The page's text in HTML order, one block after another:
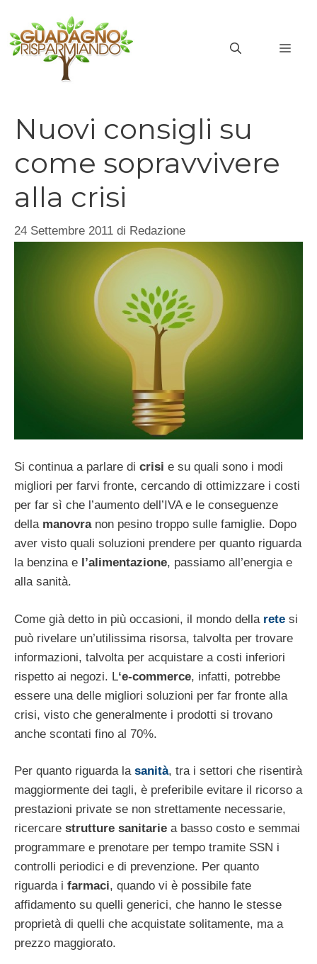
contenuto
Nuovi consigli su
come sopravvivere
alla crisi
24 Settembre 2011 di Redazione
Si continua a parlare di crisi e su quali sono i modi
migliori per farvi fronte, cercando di ottimizzare i costi
per far sì che l’aumento dell’IVA e le conseguenze
della manovranon pesino troppo sulle famiglie. Dopo
aver visto quali soluzioni prendere per quanto riguarda
la benzina e l’alimentazione, passiamo all’energia e
alla sanità.
Come già detto in più occasioni, il mondo della rete si
può rivelare un’utilissima risorsa, talvolta per trovare
informazioni, talvolta per acquistare a costi inferiori
rispetto ai negozi. L‘e-commerce, infatti, potrebbe
essere una delle migliori soluzioni per far fronte alla
crisi, visto che generalmente i prodotti si trovano
anche scontati fino al 70%.
Per quanto riguarda la sanità, tra i settori che risentirà
maggiormente dei tagli, è preferibile evitare il ricorso a
prestazioni private se non strettamente necessarie,
ricercare strutture sanitarie a basso costo e semmai
programmare e prenotare per tempo tramite SSN i
controlli periodici e di prevenzione. Per quanto
riguarda i farmaci, quando vi è possibile fate
affidamento su quelli generici, che hanno le stesse
proprietà di quelli che acquistate solitamente, ma a
prezzo maggiorato.